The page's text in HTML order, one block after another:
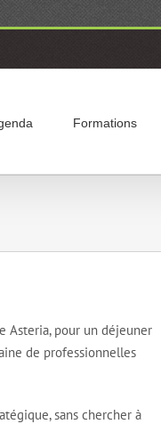
Formations
Asteria, pour un déjeuner
de professionnelles
sans chercher à